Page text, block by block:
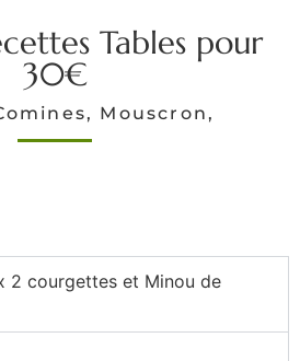
Tables pour
30€
Mouscron,
2 courgettes et Minou de